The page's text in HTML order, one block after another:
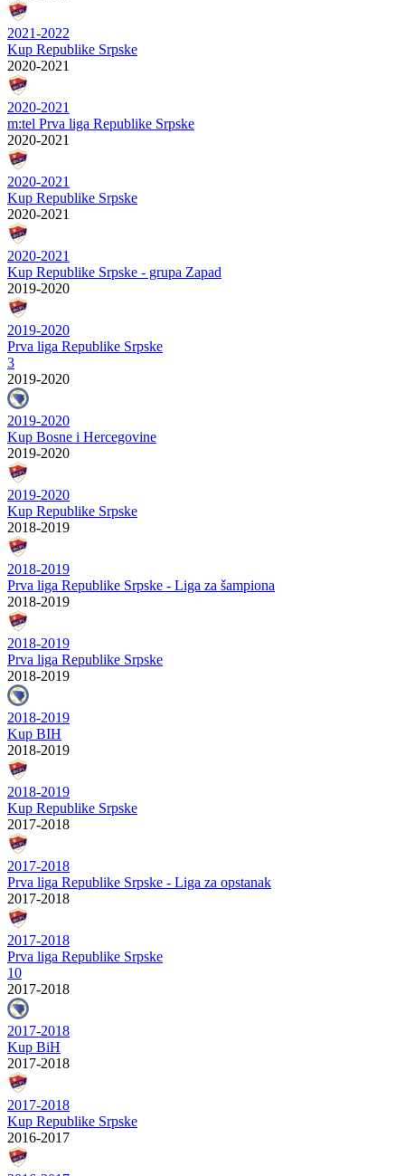
2021-2022
Kup Republike Srpske
2020-2021
2020-2021
m:tel Prva liga Republike Srpske
2020-2021
2020-2021
Kup Republike Srpske
2020-2021
2020-2021
Kup Republike Srpske - grupa Zapad
2019-2020
2019-2020
Prva liga Republike Srpske
3
2019-2020
2019-2020
Kup Bosne i Hercegovine
2019-2020
2019-2020
Kup Republike Srpske
2018-2019
2018-2019
Prva liga Republike Srpske - Liga za šampiona
2018-2019
2018-2019
Prva liga Republike Srpske
2018-2019
2018-2019
Kup BIH
2018-2019
2018-2019
Kup Republike Srpske
2017-2018
2017-2018
Prva liga Republike Srpske - Liga za opstanak
2017-2018
2017-2018
Prva liga Republike Srpske
10
2017-2018
2017-2018
Kup BiH
2017-2018
2017-2018
Kup Republike Srpske
2016-2017